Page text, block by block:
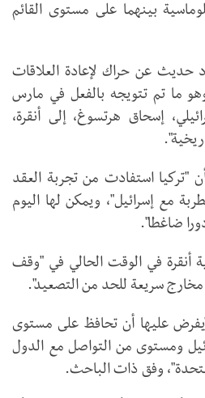
بينهما على مستوى القائم
عام 2020، تردد حديث عن حراك لإعادة العلاقات
وهو ما تم تتويجه بالفعل في مارس
إسحاق هرتسوغ، إلى أنقرة،
"تركيا استفادت من تجربة العقد
مع إسرائيل"، ويمكن لها اليوم
ضاغطا".
أنقرة في الوقت الحالي في "وقف
مخارج سريعة للحد من التصعيد".
عليها أن تحافظ على مستوى
ومستوى من التواصل مع الدول
وفق ذات الباحث.